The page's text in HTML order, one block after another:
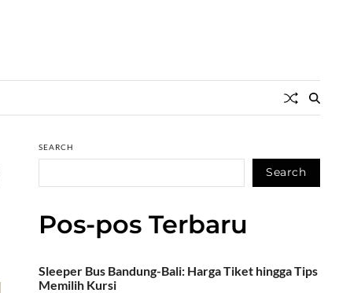
SEARCH
Search
Pos-pos Terbaru
Sleeper Bus Bandung-Bali: Harga Tiket hingga Tips
Memilih Kursi